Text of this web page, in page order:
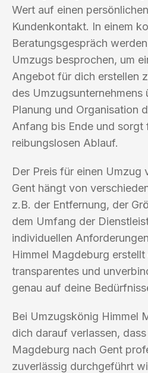
Wert auf einen
Kundenkontakt. In einem
Beratungsgespräch
Umzugs besprochen, um
Angebot für dich erstellen
des Umzugsunternehmens
Planung und Organisation
Anfang bis Ende und sorgt
reibungslosen Ablauf.
Der Preis für einen Umzug
Gent hängt von
z.B. der Entfernung, der
dem Umfang der
individuellen
Himmel Magdeburg erstellt
transparentes und
genau auf deine
Bei Umzugskönig Himmel
dich darauf verlassen,
Magdeburg nach Gent
zuverlässig durchgeführt